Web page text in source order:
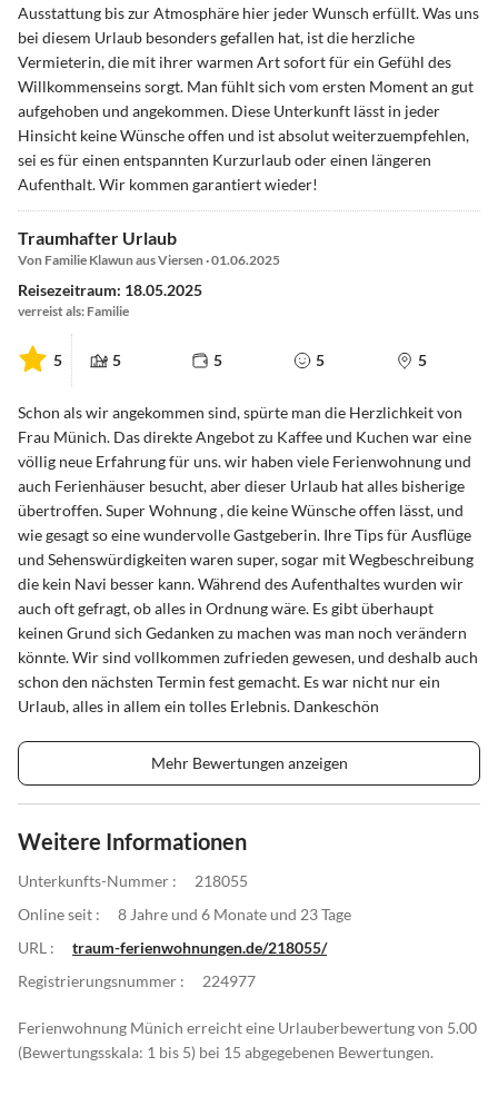
Ausstattung bis zur Atmosphäre hier jeder Wunsch erfüllt. Was uns
bei diesem Urlaub besonders gefallen hat, ist die herzliche
Vermieterin, die mit ihrer warmen Art sofort für ein Gefühl des
Willkommenseins sorgt. Man fühlt sich vom ersten Moment an gut
aufgehoben und angekommen. Diese Unterkunft lässt in jeder
Hinsicht keine Wünsche offen und ist absolut weiterzuempfehlen,
sei es für einen entspannten Kurzurlaub oder einen längeren
Aufenthalt. Wir kommen garantiert wieder!
Traumhafter Urlaub
Von Familie Klawun aus Viersen · 01.06.2025
Reisezeitraum: 18.05.2025
verreist als: Familie
5 5 5 5 5
Schon als wir angekommen sind, spürte man die Herzlichkeit von
Frau Münich. Das direkte Angebot zu Kaffee und Kuchen war eine
völlig neue Erfahrung für uns. wir haben viele Ferienwohnung und
auch Ferienhäuser besucht, aber dieser Urlaub hat alles bisherige
übertroffen. Super Wohnung , die keine Wünsche offen lässt, und
wie gesagt so eine wundervolle Gastgeberin. Ihre Tips für Ausflüge
und Sehenswürdigkeiten waren super, sogar mit Wegbeschreibung
die kein Navi besser kann. Während des Aufenthaltes wurden wir
auch oft gefragt, ob alles in Ordnung wäre. Es gibt überhaupt
keinen Grund sich Gedanken zu machen was man noch verändern
könnte. Wir sind vollkommen zufrieden gewesen, und deshalb auch
schon den nächsten Termin fest gemacht. Es war nicht nur ein
Urlaub, alles in allem ein tolles Erlebnis. Dankeschön
Mehr Bewertungen anzeigen
Weitere Informationen
Unterkunfts-Nummer :
218055
Online seit :
8 Jahre und 6 Monate und 23 Tage
URL :
traum-ferienwohnungen.de/218055/
Registrierungsnummer :
224977
Ferienwohnung Münich erreicht eine Urlauberbewertung von 5.00
(Bewertungsskala: 1 bis 5) bei 15 abgegebenen Bewertungen.